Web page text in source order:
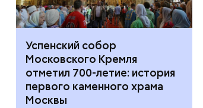
Успенский собор
Московского Кремля
отметил 700-летие: история
первого каменного храма
Москвы